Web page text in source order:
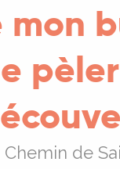
de